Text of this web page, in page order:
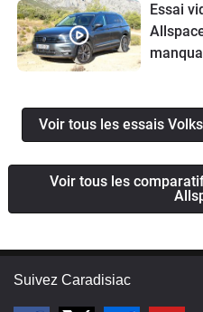
Essai
Voir tous les essais
Voir tous les
Suivez Caradisiac